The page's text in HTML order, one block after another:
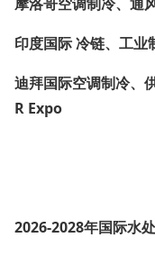
印度国际 冷链、工
迪拜国际空调制冷、
R Expo
2026-2028年国际水